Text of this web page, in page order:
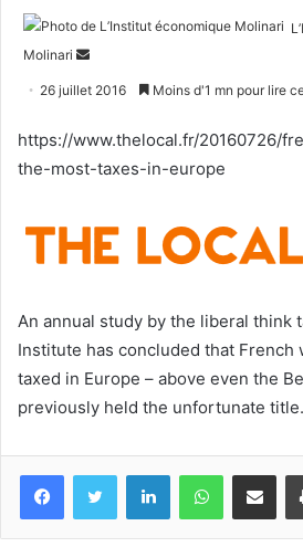
Molinari
Envoyer
26 juillet 2016 Moins d'1 mn pour lire
https://www.thelocal.fr/20160726/
the-most-taxes-in-europe
An annual study by the liberal think
Institute has concluded that French
taxed in Europe – above even the
previously held the unfortunate title.
FacebookTwitter LinkedinWhatsApp
Partagez par mail